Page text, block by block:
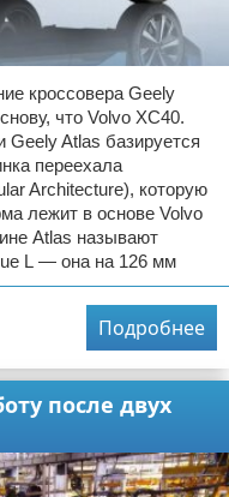
кроссовера Geely
что Volvo XC40.
Atlas базируется
переехала
Architecture), которую
лежит в основе Volvo
Atlas называют
L — она на 126 мм
Подробнее
после двух